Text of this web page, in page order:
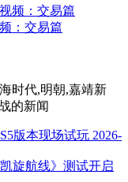
：交易篇
时代,明朝,嘉靖新
的新闻
版本现场试玩 2026-
旋航线》测试开启